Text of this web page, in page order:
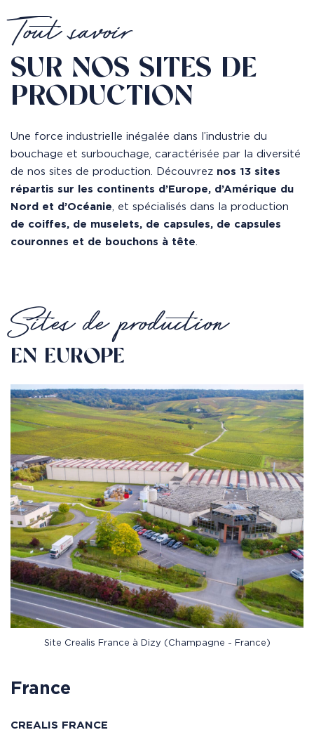
Tout savoir
SUR NOS SITES DE
PRODUCTION
Une force industrielle inégalée dans l’industrie du
bouchage et surbouchage, caractérisée par la diversité
de nos sites de production. Découvrez nos 13 sites
répartis sur les continents d’Europe, d’Amérique du
Nord et d’Océanie, et spécialisés dans la production
de coiffes, de muselets, de capsules, de capsules
couronnes et de bouchons à tête.
Sites de production
EN EUROPE
Site Crealis France à Dizy (Champagne - France)
France
CREALIS FRANCE